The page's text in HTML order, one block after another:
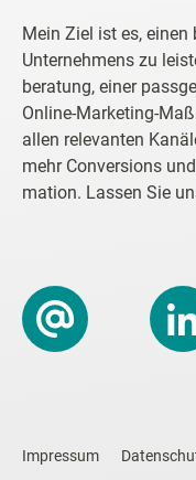
Mein Ziel ist es,
Unter­nehmens zu
beratung, einer
Online-Marketing-
allen rele­vanten
mehr Conver­sions
mation. Lassen Sie
Impressum